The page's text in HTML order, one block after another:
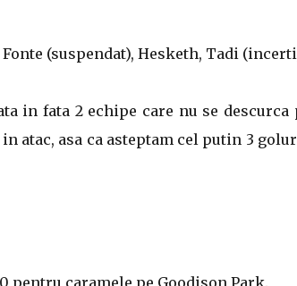
(suspendat), Hesketh, Tadi
in fata 2 echipe care nu se descurca
atac, asa ca asteptam cel putin 3
pentru caramele pe Goodison Park.